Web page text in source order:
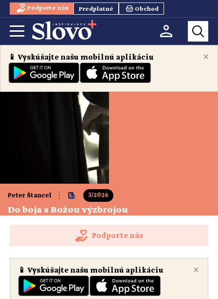
Podporte nás Predplatné Obchod
×
📱 Vyskúšajte našu mobilnú aplikáciu
Peter Štancel 3/2026
Do boja s Božou výzbrojou
Podporte nás
×
📱 Vyskúšajte našu mobilnú aplikáciu